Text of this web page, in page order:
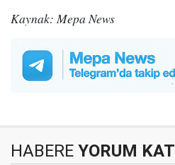
Kaynak: Mepa News
HABERE YORUM KAT